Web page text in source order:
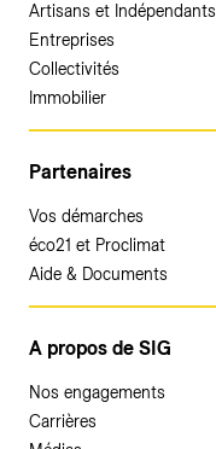
Artisans et Indépendants
Entreprises
Collectivités
Immobilier
Partenaires
Vos démarches
éco21 et Proclimat
Aide & Documents
A propos de SIG
Nos engagements
Carrières